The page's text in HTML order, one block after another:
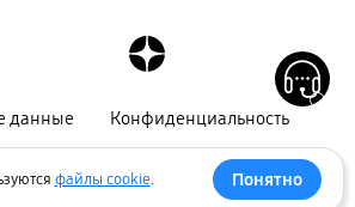
данные Конфиденциальность
файлы cookie. Понятно